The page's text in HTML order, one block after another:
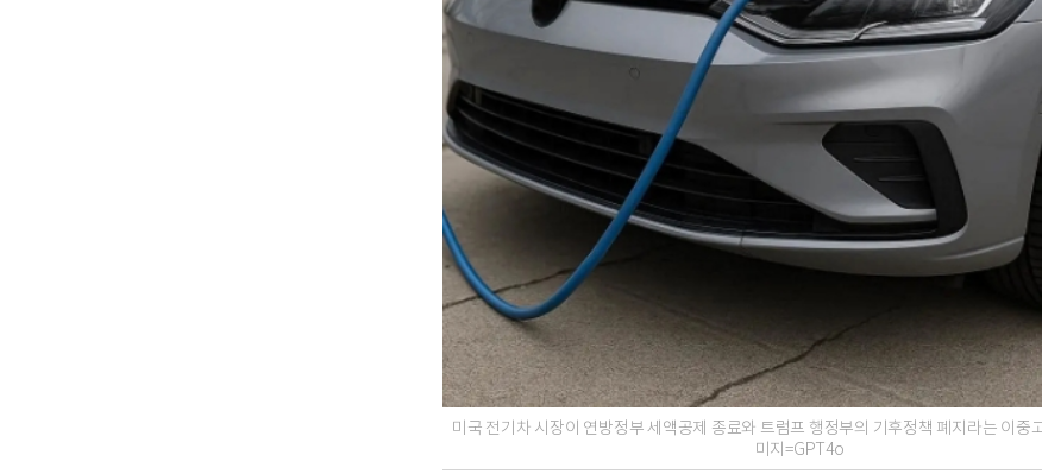
미국 전기차 시장이 연방정부 세액공제 종료와 트럼프 행정부의 기후정책 폐지라는 이중
미지=GPT4o